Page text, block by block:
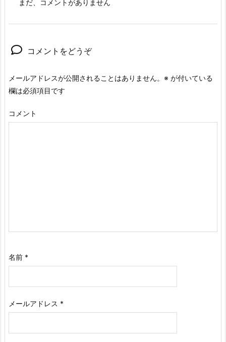
まだ、コメントがありません
コメントをどうぞ
メールアドレスが公開されることはありません。 ※ が付いている
欄は必須項目です
コメント
名前 *
メールアドレス *